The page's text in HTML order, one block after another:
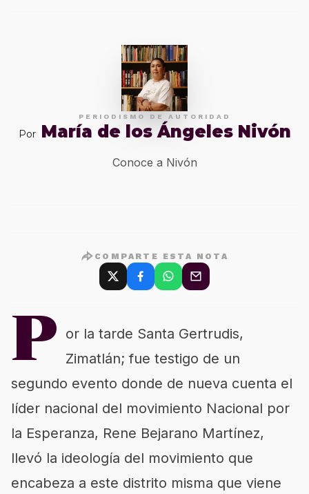
PERIODISMO DE AUTORIDAD
Por María de los Ángeles Nivón
Conoce a Nivón
COMPARTE ESTA NOTA
P or la tarde Santa Gertrudis,
Zimatlán; fue testigo de un
segundo evento donde de nueva cuenta el
líder nacional del movimiento Nacional por
la Esperanza, Rene Bejarano Martínez,
llevó la ideología del movimiento que
encabeza a este distrito misma que viene